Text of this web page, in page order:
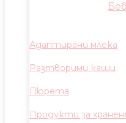
Адаптирани млека
Разтворими каши
Пюрета
Продукти за